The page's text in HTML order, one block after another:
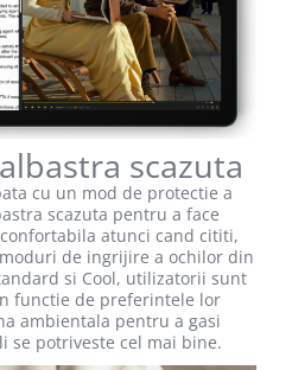
scazuta
cu un mod de protectie a
scazuta pentru a face
atunci cand cititi,
de ingrijire a ochilor din
si Cool, utilizatorii sunt
functie de preferintele lor
ambientala pentru a gasi
se potriveste cel mai bine.